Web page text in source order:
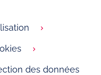
des données